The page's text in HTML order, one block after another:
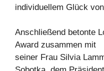
individuellem Glück
Anschließend betonte
Award zusammen mit
seiner Frau Silvia